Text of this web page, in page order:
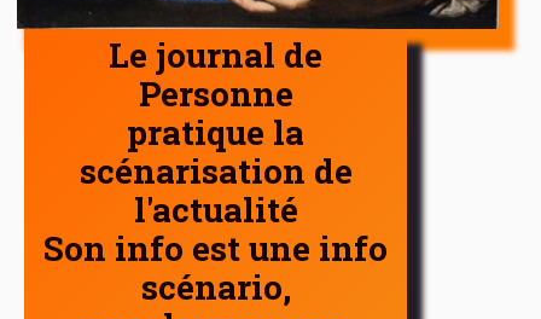
Le journal de
Personne
pratique la
scénarisation de
l'actualité
Son info est une info
scénario,